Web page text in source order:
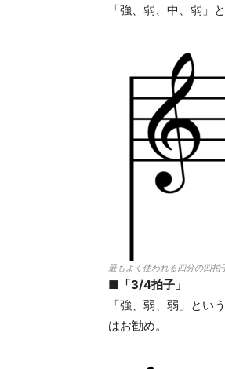
「強、弱、中、弱」
最もよく使われる四分の四拍
■「3/4拍子」
「強、弱、弱」とい
はお勧め。